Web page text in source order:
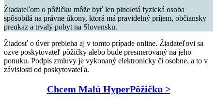
Žiadateľom o pôžičku môže byť len plnoletá fyzická osoba
spôsobilá na právne úkony, ktorá má pravidelný príjem, občiansky
preukaz a trvalý pobyt na Slovensku.
Žiadosť o úver prebieha aj v tomto prípade online. Žiadateľovi sa
ozve poskytovateľ pôžičky alebo bude presmerovaný na jeho
ponuku. Podpis zmluvy je vykonaný elektronicky či osobne, a to v
závislosti od poskytovateľa.
Chcem Malú HyperPôžičku >